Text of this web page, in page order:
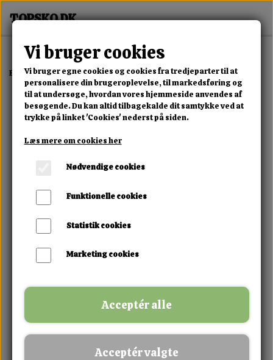
Forside Dame Alle Damesko Milena Star Boots
Vi bruger cookies
Vi bruger egne cookies og cookies fra tredjeparter til at
personalisere din brugeroplevelse, til markedsføring og
til at undersøge, hvordan vores hjemmeside anvendes af
besøgende. Du kan altid tilbagekalde dit samtykke ved at
trykke på linket 'Cookies' nederst på siden.
Læs mere om cookies her
Nødvendige cookies
Funktionelle cookies
Statistik cookies
Marketing cookies
Acceptér alle
Acceptér valgte